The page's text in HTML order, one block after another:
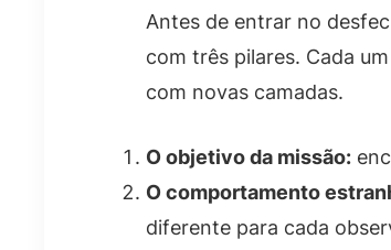
Antes de entrar no
com três pilares. Cada
com novas camadas.
O objetivo da missão:
O comportamento
diferente para cada